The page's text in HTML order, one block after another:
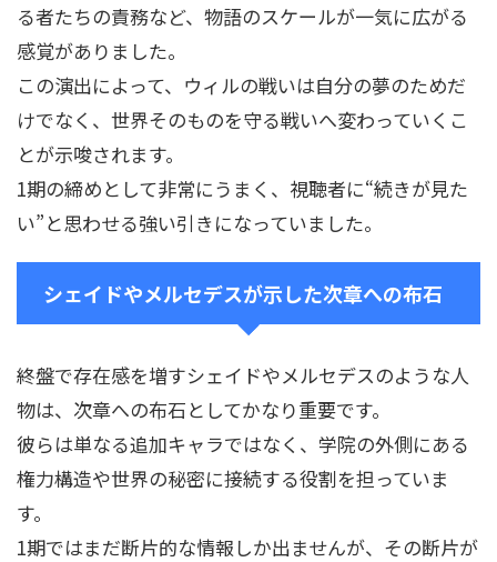
る者たちの責務など、物語のスケールが一気に広がる
感覚がありました。
この演出によって、ウィルの戦いは自分の夢のためだ
けでなく、世界そのものを守る戦いへ変わっていくこ
とが示唆されます。
1期の締めとして非常にうまく、視聴者に“続きが見た
い”と思わせる強い引きになっていました。
シェイドやメルセデスが示した次章への布石
終盤で存在感を増すシェイドやメルセデスのような人
物は、次章への布石としてかなり重要です。
彼らは単なる追加キャラではなく、学院の外側にある
権力構造や世界の秘密に接続する役割を担っていま
す。
1期ではまだ断片的な情報しか出ませんが、その断片が